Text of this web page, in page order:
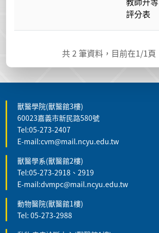
評分表
共2 筆資料，目前在1/1頁
獸醫學院(獸醫館3樓)
60023嘉義市新民路580號
Tel:05-273-2407
E-mail:cvm@mail.ncyu.edu.tw
獸醫學系(獸醫館2樓)
Tel:05-273-2918、2919
E-mail:dvmpc@mail.ncyu.edu.tw
動物醫院(獸醫館1樓)
Tel: 05-273-2988